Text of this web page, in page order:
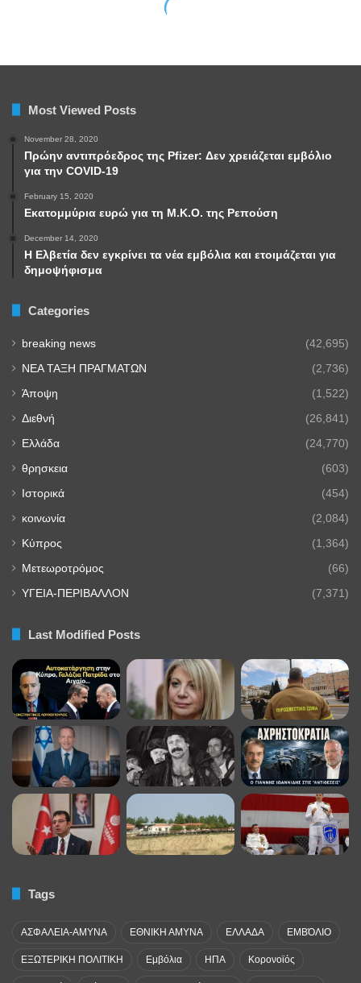
Most Viewed Posts
November 28, 2020
Πρώην αντιπρόεδρος της Pfizer: Δεν χρειάζεται εμβόλιο
για την COVID-19
February 15, 2020
Εκατομμύρια ευρώ για τη Μ.Κ.Ο. της Ρεπούση
December 14, 2020
Η Ελβετία δεν εγκρίνει τα νέα εμβόλια και ετοιμάζεται για
δημοψήφισμα
Categories
breaking news (42,695)
NEA TAΞΗ ΠΡΑΓΜΑΤΩΝ (2,736)
Άποψη (1,522)
Διεθνή (26,841)
Ελλάδα (24,770)
θρησκεια (603)
Ιστορικά (454)
κοινωνία (2,084)
Κύπρος (1,364)
Μετεωροτρόμος (66)
ΥΓΕΙΑ-ΠΕΡΙΒΑΛΛΟΝ (7,371)
Last Modified Posts
Tags
ΑΣΦΑΛΕΙΑ-ΑΜΥΝΑ ΕΘΝΙΚΗ ΑΜΥΝΑ ΕΛΛΑΔΑ ΕΜΒΌΛΙΟ
ΕΞΩΤΕΡΙΚΗ ΠΟΛΙΤΙΚΗ Εμβόλια ΗΠΑ Κορονοϊός